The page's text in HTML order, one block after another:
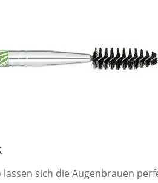
sich die Augenbrauen